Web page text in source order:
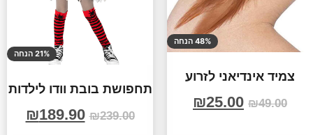
48% הנחה
צמיד אינדיאני לזרוע
₪49.00
₪25.00
21% הנחה
תחפושת בובת וודו לילדות
₪239.00
₪189.90